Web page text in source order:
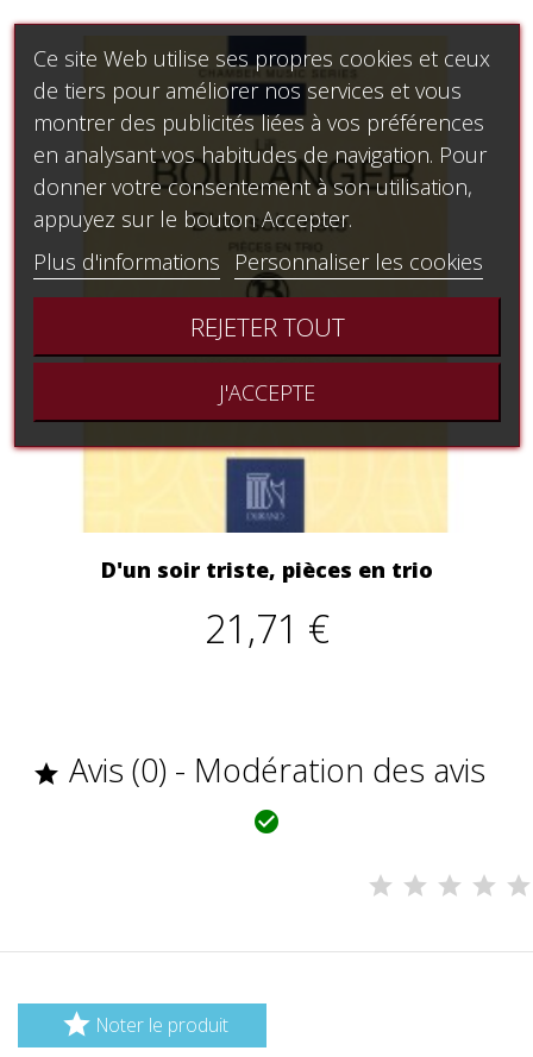
D'un soir triste, pièces en trio
21,71 €
 Avis (0) - Modération des avis

 Noter le produit
Ce site Web utilise ses propres cookies et ceux
de tiers pour améliorer nos services et vous
montrer des publicités liées à vos préférences
en analysant vos habitudes de navigation. Pour
donner votre consentement à son utilisation,
appuyez sur le bouton Accepter.
Plus d'informations
Personnaliser les cookies
REJETER TOUT
J'ACCEPTE